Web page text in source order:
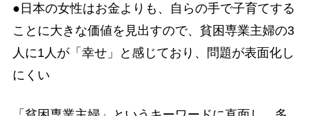
●日本の女性はお金よりも、自らの手で子育てする
ことに大きな価値を見出すので、貧困専業主婦の3
人に1人が「幸せ」と感じており、問題が表面化し
にくい